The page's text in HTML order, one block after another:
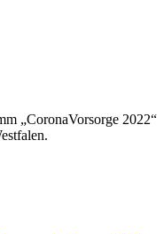
„CoronaVorsorge 2022“